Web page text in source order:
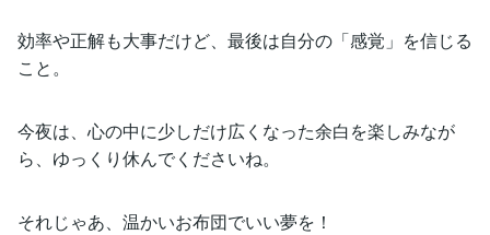
効率や正解も大事だけど、最後は自分の「感覚」を信じる
こと。
今夜は、心の中に少しだけ広くなった余白を楽しみなが
ら、ゆっくり休んでくださいね。
それじゃあ、温かいお布団でいい夢を！